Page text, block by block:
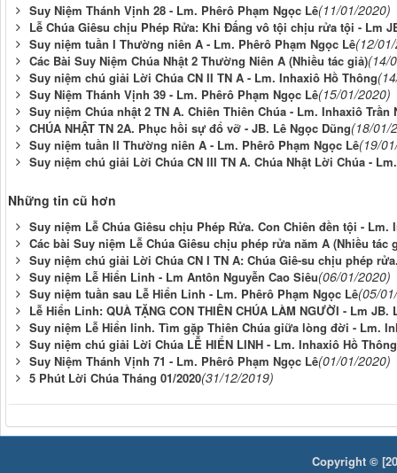
Suy Niệm Thánh Vịnh 28 - Lm. Phêrô Phạm Ngọc Lê(11/01/2020)
Lễ Chúa Giêsu chịu Phép Rửa: Khi Đấng vô tội chịu rửa tội - Lm
Suy niệm tuần I Thường niên A - Lm. Phêrô Phạm Ngọc Lê(12/
Các Bài Suy Niệm Chúa Nhật 2 Thường Niên A (Nhiều tác giả)(14/
Suy niệm chú giải Lời Chúa CN II TN A - Lm. Inhaxiô Hồ Thông
Suy Niệm Thánh Vịnh 39 - Lm. Phêrô Phạm Ngọc Lê(15/01/2020)
Suy niệm Chúa nhật 2 TN A. Chiên Thiên Chúa - Lm. Inhaxiô Trần
CHÚA NHẬT TN 2A. Phục hồi sự đổ vỡ - JB. Lê Ngọc Dũng(18/01/
Suy niệm tuần II Thường niên A - Lm. Phêrô Phạm Ngọc Lê(19/
Suy niệm chú giải Lời Chúa CN III TN A. Chúa Nhật Lời Chúa -
Những tin cũ hơn
Suy niệm Lễ Chúa Giêsu chịu Phép Rửa. Con Chiên đền tội - Lm.
Các bài Suy niệm Lễ Chúa Giêsu chịu phép rửa năm A (Nhiều tác
Suy niệm chú giải Lời Chúa CN I TN A: Chúa Giê-su chịu phép
Suy niệm Lễ Hiển Linh - Lm Antôn Nguyễn Cao Siêu(06/01/2020)
Suy niệm tuần sau Lễ Hiển Linh - Lm. Phêrô Phạm Ngọc Lê(05/
Lễ Hiển Linh: QUÀ TẶNG CON THIÊN CHÚA LÀM NGƯỜI - Lm JB.
Suy niệm Lễ Hiển linh. Tìm gặp Thiên Chúa giữa lòng đời - Lm.
Suy niệm chú giải Lời Chúa LỄ HIỂN LINH - Lm. Inhaxiô Hồ Thông
Suy Niệm Thánh Vịnh 71 - Lm. Phêrô Phạm Ngọc Lê(01/01/2020)
5 Phút Lời Chúa Tháng 01/2020(31/12/2019)
Copyright ©